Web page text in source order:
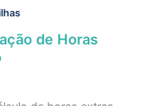
de Horas